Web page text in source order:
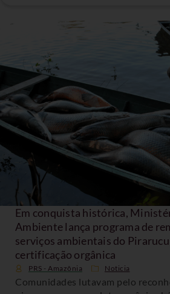
Em conquista histórica,
Ambiente lança programa de
serviços ambientais do
certificação orgânica
PRS - Amazônia Noticia
Comunidades lutavam pelo